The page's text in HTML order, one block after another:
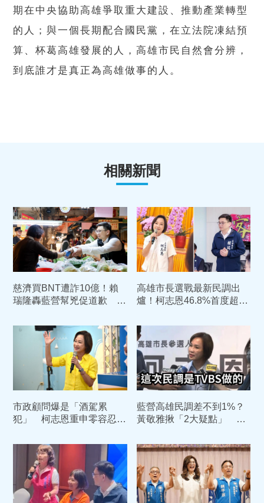
期在中央協助高雄爭取重大建設、推動產業轉型
的人；與一個長期配合國民黨，在立法院凍結預
算、杯葛高雄發展的人，高雄市民自然會分辨，
到底誰才是真正為高雄做事的人。
相關新聞
慈濟買BNT遭詐10億！賴
瑞隆轟藍營幫兇促道歉 柯
高雄市長選戰最新民調出
爐！柯志恩46.8%首度超
市政顧問爆是「酒駕累
犯」 柯志恩重申零容忍：
藍營高雄民調差不到1%？
黃敬雅揪「2大疑點」 轟